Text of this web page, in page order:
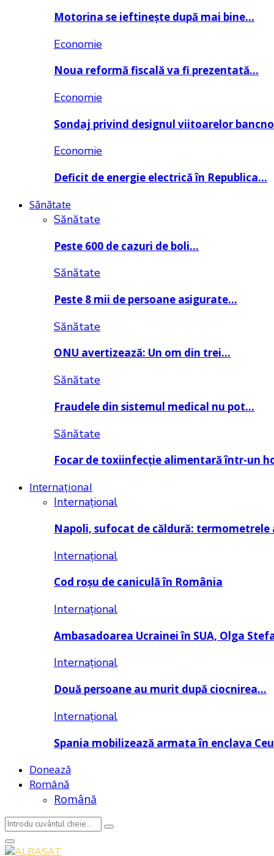
Motorina se ieftinește după mai bine…
Economie
Noua reformă fiscală va fi prezentată…
Economie
Sondaj privind designul viitoarelor
Economie
Deficit de energie electrică în Republica…
Sănătate
Sănătate
Peste 600 de cazuri de boli…
Sănătate
Peste 8 mii de persoane asigurate…
Sănătate
ONU avertizează: Un om din trei…
Sănătate
Fraudele din sistemul medical nu pot…
Sănătate
Focar de toxiinfecție alimentară într-un
Internațional
Internațional
Napoli, sufocat de căldură: termometrele
Internațional
Cod roșu de caniculă în România
Internațional
Ambasadoarea Ucrainei în SUA, Olga
Internațional
Două persoane au murit după ciocnirea…
Internațional
Spania mobilizează armata în enclava
Donează
Română
Română
Search
for:
Search
Primary